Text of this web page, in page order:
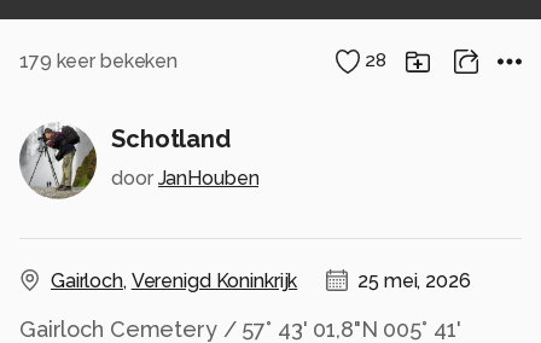
179 keer bekeken 28
Schotland
door JanHouben
Gairloch, Verenigd Koninkrijk 25 mei, 2026
Gairloch Cemetery / 57° 43' 01,8"N 005° 41'